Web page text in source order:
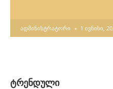
POSTED
BY
ᲐᲓᲛᲘᲜᲘᲡᲢᲠᲐᲢᲝᲠᲘ 1 ᲘᲕᲜᲘᲡᲘ,
ტრენდული